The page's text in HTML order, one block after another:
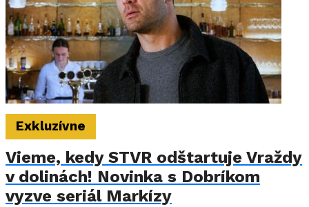
Exkluzívne
Vieme, kedy STVR odštartuje Vraždy
v dolinách! Novinka s Dobríkom
vyzve seriál Markízy